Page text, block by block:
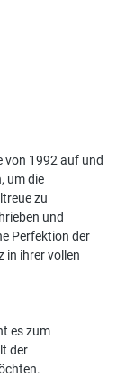
von 1992 auf und
um die
zu
und
Perfektion der
in ihrer vollen
es zum
der